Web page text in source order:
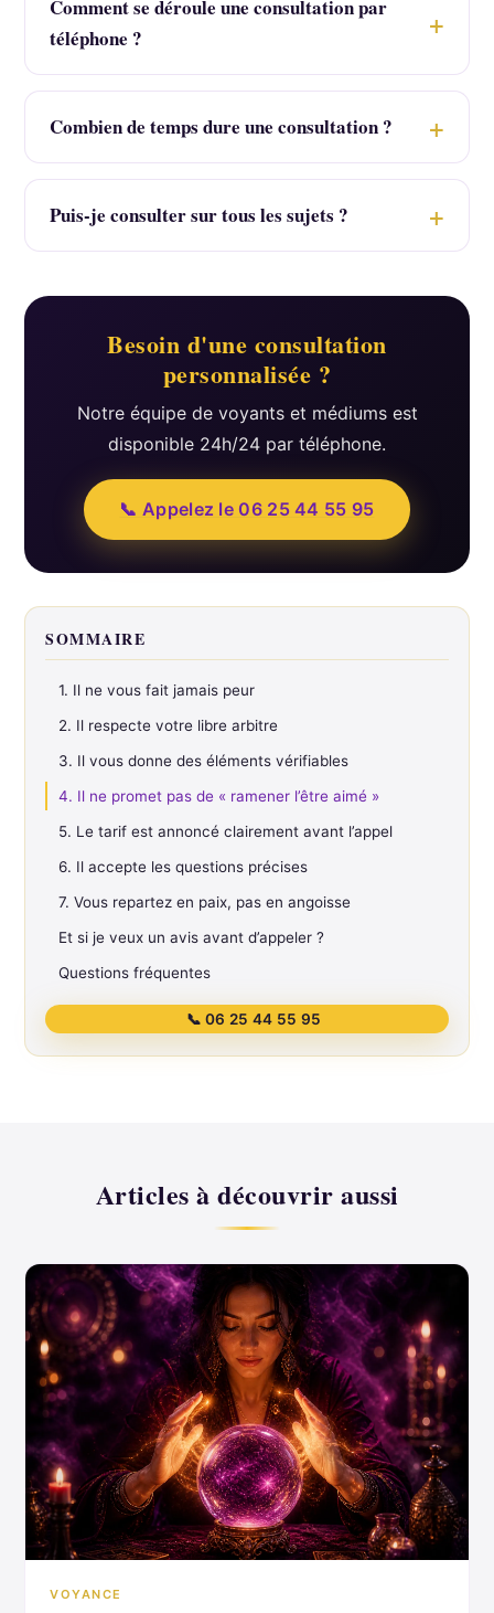
SOMMAIRE
1. Il ne vous fait jamais peur
2. Il respecte votre libre arbitre
3. Il vous donne des éléments vérifiables
4. Il ne promet pas de « ramener l’être aimé »
5. Le tarif est annoncé clairement avant l’appel
6. Il accepte les questions précises
7. Vous repartez en paix, pas en angoisse
Et si je veux un avis avant d’appeler ?
Questions fréquentes
📞 06 25 44 55 95
Comment se déroule une consultation par
téléphone ?
Combien de temps dure une consultation ?
Puis-je consulter sur tous les sujets ?
Besoin d'une consultation
personnalisée ?
Notre équipe de voyants et médiums est
disponible 24h/24 par téléphone.
📞 Appelez le 06 25 44 55 95
Articles à découvrir aussi
VOYANCE